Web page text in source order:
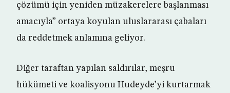
çözümü için yeniden müzakerelere başlanması
amacıyla” ortaya koyulan uluslararası çabaları
da reddetmek anlamına geliyor.
Diğer taraftan yapılan saldırılar, meşru
hükümeti ve koalisyonu Hudeyde’yi kurtarmak